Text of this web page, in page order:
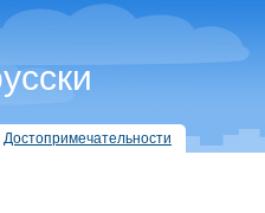
Достопримечательности